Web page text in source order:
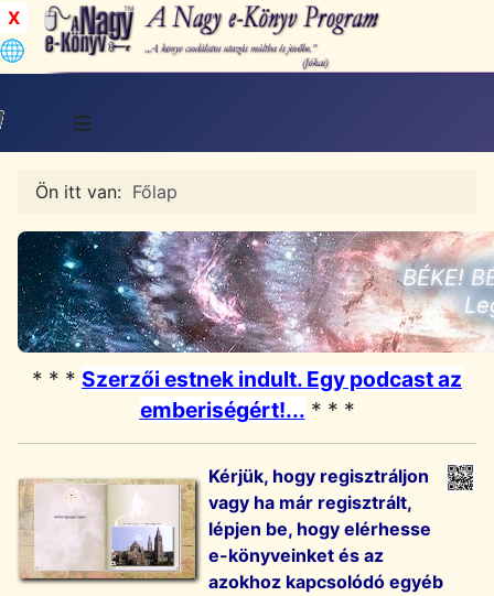
X
≡
Ön itt van: Főlap
BÉKE!
* * * Szerzői estnek indult. Egy podcast az
emberiségért!... * * *
Kérjük, hogy regisztráljon
vagy ha már regisztrált,
lépjen be, hogy elérhesse
e-könyveinket és az
azokhoz kapcsolódó egyéb